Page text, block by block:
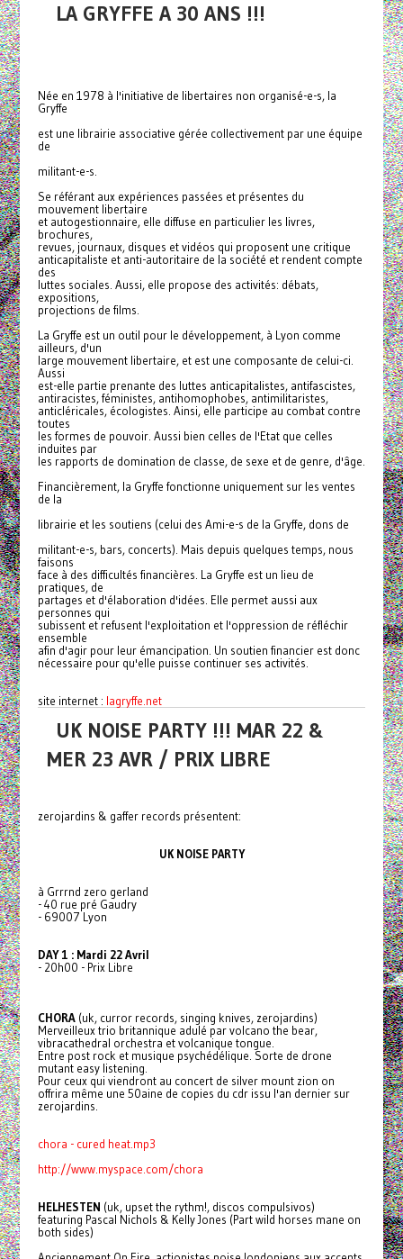
LA GRYFFE A 30 ANS !!!
Née en 1978 à l'initiative de libertaires non organisé-e-s, la
Gryffe
est une librairie associative gérée collectivement par une équipe
de
militant-e-s.
Se référant aux expériences passées et présentes du
mouvement libertaire
et autogestionnaire, elle diffuse en particulier les livres,
brochures,
revues, journaux, disques et vidéos qui proposent une critique
anticapitaliste et anti-autoritaire de la société et rendent compte
des
luttes sociales. Aussi, elle propose des activités: débats,
expositions,
projections de films.
La Gryffe est un outil pour le développement, à Lyon comme
ailleurs, d'un
large mouvement libertaire, et est une composante de celui-ci.
Aussi
est-elle partie prenante des luttes anticapitalistes, antifascistes,
antiracistes, féministes, antihomophobes, antimilitaristes,
anticléricales, écologistes. Ainsi, elle participe au combat contre
toutes
les formes de pouvoir. Aussi bien celles de l'Etat que celles
induites par
les rapports de domination de classe, de sexe et de genre, d'âge.
Financièrement, la Gryffe fonctionne uniquement sur les ventes
de la
librairie et les soutiens (celui des Ami-e-s de la Gryffe, dons de
militant-e-s, bars, concerts). Mais depuis quelques temps, nous
faisons
face à des difficultés financières. La Gryffe est un lieu de
pratiques, de
partages et d'élaboration d'idées. Elle permet aussi aux
personnes qui
subissent et refusent l'exploitation et l'oppression de réfléchir
ensemble
afin d'agir pour leur émancipation. Un soutien financier est donc
nécessaire pour qu'elle puisse continuer ses activités.
site internet : lagryffe.net
UK NOISE PARTY !!! MAR 22 &
MER 23 AVR / PRIX LIBRE
zerojardins & gaffer records présentent:
UK NOISE PARTY
à Grrrnd zero gerland
- 40 rue pré Gaudry
- 69007 Lyon
DAY 1 : Mardi 22 Avril
- 20h00 - Prix Libre
CHORA(uk, curror records, singing knives, zerojardins)
Merveilleux trio britannique adulé par volcano the bear,
vibracathedral orchestra et volcanique tongue.
Entre post rock et musique psychédélique. Sorte de drone
mutant easy listening.
Pour ceux qui viendront au concert de silver mount zion on
offrira même une 50aine de copies du cdr issu l'an dernier sur
zerojardins.
chora - cured heat.mp3
http://www.myspace.com/chora
HELHESTEN (uk, upset the rythm!, discos compulsivos)
featuring Pascal Nichols & Kelly Jones (Part wild horses mane on
both sides)